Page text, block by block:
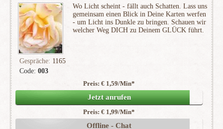
Code: 003
Wo Licht scheint - fällt auch Schatten. Lass uns
gemeinsam einen Blick in Deine Karten werfen
- um Licht ins Dunkle zu bringen. Schauen wir
welcher Weg DICH zu Deinem GLÜCK führt.
Gespräche: 1165
(155)
Preis: € 1,59/Min*
Jetzt anrufen
Preis: € 1,99/Min*
Offline - Chat